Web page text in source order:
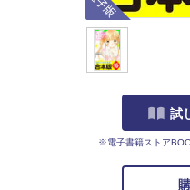
試
※電子書籍ストア